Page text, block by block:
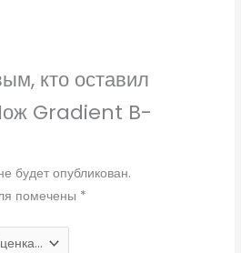
кто оставил
Gradient B-
будет опубликован.
помечены *